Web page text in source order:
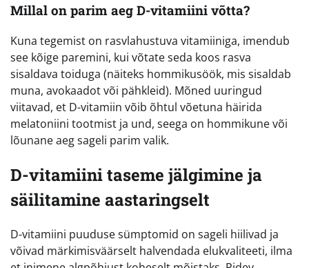
Millal on parim aeg D-vitamiini võtta?
Kuna tegemist on rasvlahustuva vitamiiniga, imendub
see kõige paremini, kui võtate seda koos rasva
sisaldava toiduga (näiteks hommikusöök, mis sisaldab
muna, avokaadot või pähkleid). Mõned uuringud
viitavad, et D-vitamiin võib õhtul võetuna häirida
melatoniini tootmist ja und, seega on hommikune või
lõunane aeg sageli parim valik.
D-vitamiini taseme jälgimine ja
säilitamine aastaringselt
D-vitamiini puuduse sümptomid on sageli hiilivad ja
võivad märkimisväärselt halvendada elukvaliteeti, ilma